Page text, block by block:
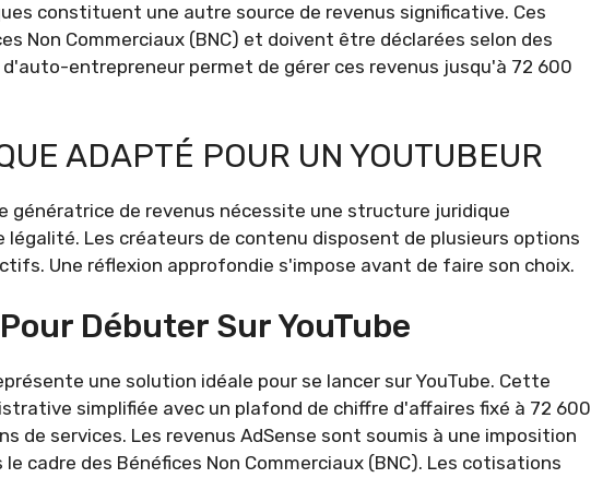
constituent une autre source de revenus significative. Ces
Non Commerciaux (BNC) et doivent être déclarées selon des
entrepreneur permet de gérer ces revenus jusqu'à 72 600
ADAPTÉ POUR UN YOUTUBEUR
génératrice de revenus nécessite une structure juridique
légalité. Les créateurs de contenu disposent de plusieurs options
Une réflexion approfondie s'impose avant de faire son choix.
Débuter Sur YouTube
une solution idéale pour se lancer sur YouTube. Cette
simplifiée avec un plafond de chiffre d'affaires fixé à 72 600
de services. Les revenus AdSense sont soumis à une imposition
cadre des Bénéfices Non Commerciaux (BNC). Les cotisations